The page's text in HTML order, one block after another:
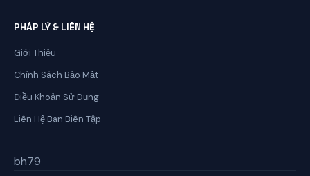
PHÁP LÝ & LIÊN HỆ
Giới Thiệu
Chính Sách Bảo Mật
Điều Khoản Sử Dụng
Liên Hệ Ban Biên Tập
bh79